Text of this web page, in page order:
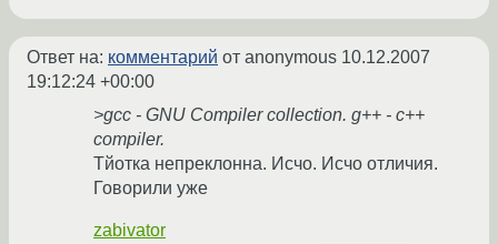
Ответ на: комментарий от anonymous 10.12.2007
19:12:24 +00:00
>gcc - GNU Compiler collection. g++ - c++
compiler.
Тйотка непреклонна. Исчо. Исчо отличия.
Говорили уже
zabivator